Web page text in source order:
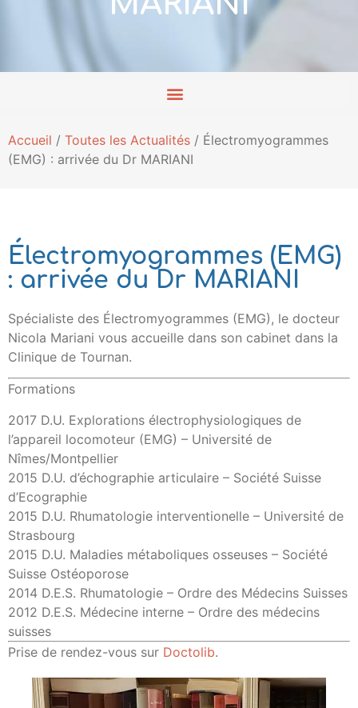
Accueil / Toutes les Actualités / Électromyogrammes
(EMG) : arrivée du Dr MARIANI
Électromyogrammes (EMG)
: arrivée du Dr MARIANI
Spécialiste des Électromyogrammes (EMG), le docteur
Nicola Mariani vous accueille dans son cabinet dans la
Clinique de Tournan.
Formations
2017 D.U. Explorations électrophysiologiques de
l’appareil locomoteur (EMG) – Université de
Nîmes/Montpellier
2015 D.U. d’échographie articulaire – Société Suisse
d’Ecographie
2015 D.U. Rhumatologie interventionelle – Université de
Strasbourg
2015 D.U. Maladies métaboliques osseuses – Société
Suisse Ostéoporose
2014 D.E.S. Rhumatologie – Ordre des Médecins Suisses
2012 D.E.S. Médecine interne – Ordre des médecins
suisses
Prise de rendez-vous sur Doctolib.